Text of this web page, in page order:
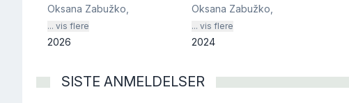
Oksana Zabužko
... vis flere
2026
Oksana Zabužko
... vis flere
2024
SISTE ANMELDELSER